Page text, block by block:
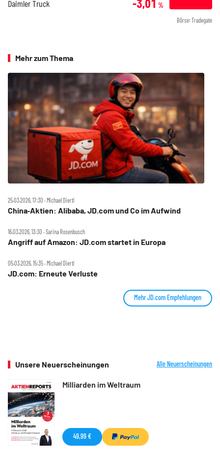
Daimler Truck -3,01 %
Börse: Tradegate
Mehr zum Thema
25.03.2026, 17:30 ‧ Michael Diertl
China‑Aktien: Alibaba, JD.com und Co im Aufwind
16.03.2026, 13:30 ‧ Sarina Rosenbusch
Angriff auf Amazon: JD.com startet in Europa
05.03.2026, 15:35 ‧ Michael Diertl
JD.com: Erneute Verluste
Mehr JD.com Empfehlungen
Unsere Neuerscheinungen Alle Neuerscheinungen
Milliarden im Weltraum
49,99 €